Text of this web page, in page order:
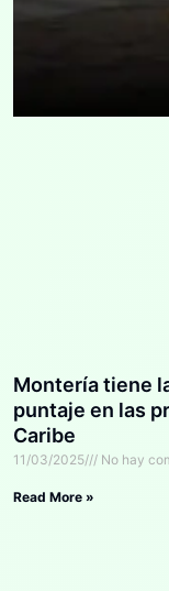
Montería tiene
puntaje en las
Caribe
11/03/2025 No hay
Read More »